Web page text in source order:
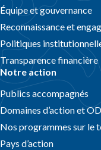
Équipe et gouvernance
Reconnaissance et
Politiques
Transparence financière
Notre action
Publics accompagnés
Domaines d’action et
Nos programmes sur le
Pays d’action